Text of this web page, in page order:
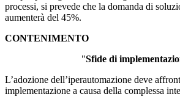
processi, si prevede che la domanda di
aumenterà del 45%.
CONTENIMENTO
"Sfide di
L’adozione dell’iperautomazione deve
implementazione a causa della complessa